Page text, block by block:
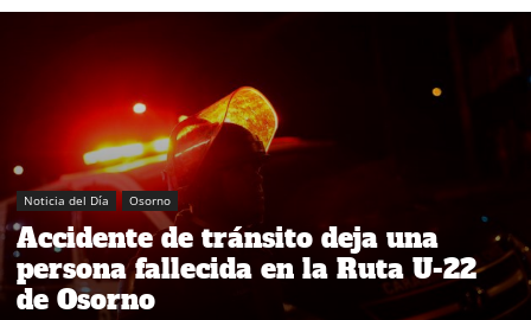
Noticia del Día Osorno
Accidente de tránsito deja una
persona fallecida en la Ruta U-22
de Osorno